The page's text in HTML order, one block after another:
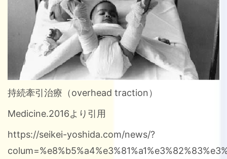
持続牽引治療（overhead traction）
Medicine.2016より引用
https://seikei-yoshida.com/news/?